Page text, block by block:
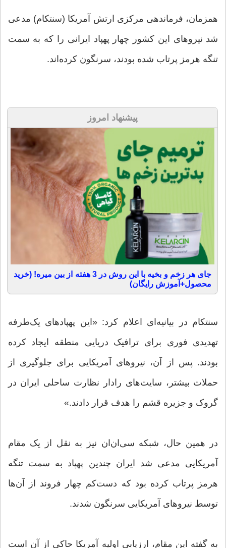
همزمان، فرماندهی مرکزی ارتش آمریکا (سنتکام) مدعی
شد نیروهای این کشور چهار پهپاد ایرانی را که به سمت
تنگه هرمز پرتاب شده بودند، سرنگون کرده‌اند.
پیشنهاد امروز
جای هر زخم و بخیه با این روش در 3 هفته از بین میره! (خرید
محصول+آموزش رایگان)
سنتکام در بیانیه‌ای اعلام کرد: «این پهپادهای یک‌طرفه
تهدیدی فوری برای ترافیک دریایی منطقه ایجاد کرده
بودند. پس از آن، نیروهای آمریکایی برای جلوگیری از
حملات بیشتر، سایت‌های رادار نظارت ساحلی ایران در
گروک و جزیره قشم را هدف قرار دادند.»
در همین حال، شبکه سی‌ان‌ان نیز به نقل از یک مقام
آمریکایی مدعی شد ایران چندین پهپاد به سمت تنگه
هرمز پرتاب کرده بود که دست‌کم چهار فروند از آن‌ها
توسط نیروهای آمریکایی سرنگون شدند.
به گفته این مقام، ارزیابی اولیه آمریکا حاکی از آن است